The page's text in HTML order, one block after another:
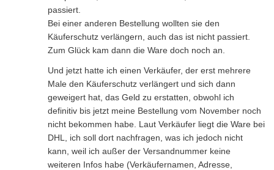
passiert.
Bei einer anderen Bestellung wollten sie den
Käuferschutz verlängern, auch das ist nicht passiert.
Zum Glück kam dann die Ware doch noch an.
Und jetzt hatte ich einen Verkäufer, der erst mehrere
Male den Käuferschutz verlängert und sich dann
geweigert hat, das Geld zu erstatten, obwohl ich
definitiv bis jetzt meine Bestellung vom November noch
nicht bekommen habe. Laut Verkäufer liegt die Ware bei
DHL, ich soll dort nachfragen, was ich jedoch nicht
kann, weil ich außer der Versandnummer keine
weiteren Infos habe (Verkäufernamen, Adresse,